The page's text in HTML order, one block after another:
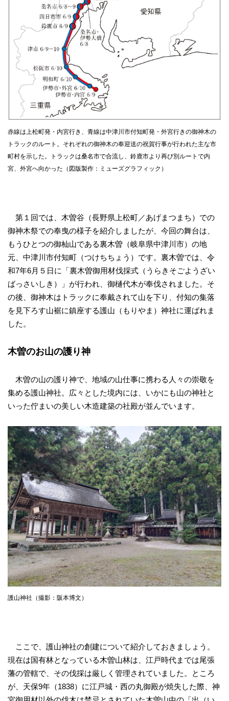
赤線は上松町発・内宮行き、青線は中津川市付知町発・外宮行きの御神木の
トラックのルート。それぞれの御神木の奉迎送の祝賀行事が行われた主な市
町村を示した。トラックは桑名市で合流し、鈴鹿市より再び別ルートで内
宮、外宮へ向かった（図版製作：ミューズグラフィック）
第１回では、木曽谷（長野県上松町／あげまつまち）での
御神木祭での奉曳の様子を紹介しましたが、今回の舞台は、
もうひとつの御杣山である裏木曽（岐阜県中津川市）の地
元、中津川市付知町（つけちちょう）です。裏木曽では、令
和7年6月５日に「裏木曽御用材伐採式（うらきそごようざい
ばっさいしき）」が行われ、御樋代木が奉伐されました。そ
の後、御神木はトラックに奉戴されて山を下り、付知の集落
を見下ろす山裾に鎮座する護山（もりやま）神社に運ばれま
した。
木曽のお山の護り神
木曽の山の護り神で、地域の山仕事に携わる人々の崇敬を
集める護山神社。広々とした境内には、いかにも山の神社と
いった佇まいの美しい木造建築の社殿が並んでいます。
護山神社（撮影：阪本博文）
ここで、護山神社の創建について紹介しておきましょう。
現在は国有林となっている木曽山林は、江戸時代までは尾張
藩の管轄で、その伐採は厳しく管理されていました。ところ
が、天保9年（1838）に江戸城・西の丸御殿が焼失した際、神